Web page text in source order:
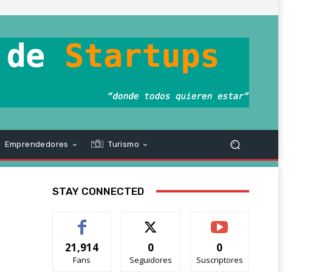
Emprendedores Turismo
STAY CONNECTED
21,914
Fans
0
Seguidores
0
Suscriptores